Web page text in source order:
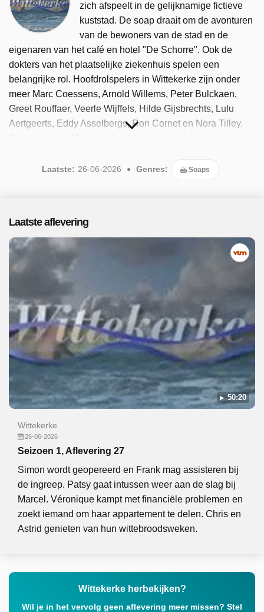
zich afspeelt in de gelijknamige fictieve
kuststad. De soap draait om de avonturen
van de bewoners van de stad en de
eigenaren van het café en hotel "De Schorre". Ook de
dokters van het plaatselijke ziekenhuis spelen een
belangrijke rol. Hoofdrolspelers in Wittekerke zijn onder
meer Marc Coessens, Arnold Willems, Peter Bulckaen,
Greet Rouffaer, Veerle Wijffels, Hilde Gijsbrechts, Lulu
Aertgeerts, Eddy Asselbergs, Ron Cornet en Nora Tilley.
Baetens betekende Wittekerke een belangrijke opstap
naar hun verdere carrière. Oorspronkelijk was Wittekerke
uitgezonden, de meest recente in juni 2026.
Laatste: 26-06-2026 Genres: Soaps
Laatste aflevering
50:20
Wittekerke
26-06-2026
Seizoen 1, Aflevering 27
Simon wordt geopereerd en Frank mag assisteren bij
de ingreep. Patsy gaat intussen weer aan de slag bij
Marcel. Véronique kampt met financiële problemen en
zoekt iemand om haar appartement te delen. Chris en
Astrid genieten van hun wittebroodsweken.
Wittekerke herbekijken?
Wil je in het vervolg geen aflevering meer missen? Stel